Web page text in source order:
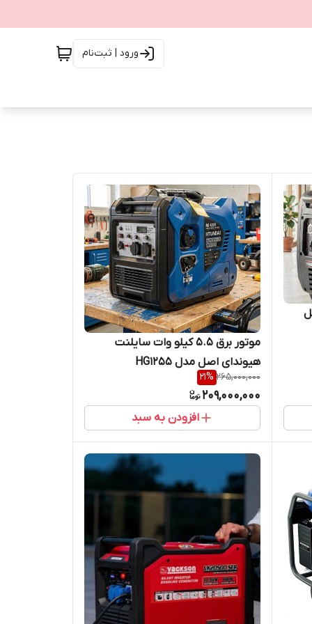
ورود | ثبت‌نام
موتور برق 5.5 کیلو وات سایلنت
هیوندای اصل مدل HG1255
265,000,000
21%
209,000,000
افزودن به سبد